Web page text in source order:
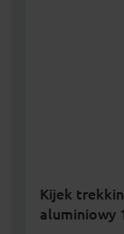
Kijek
aluminiowy